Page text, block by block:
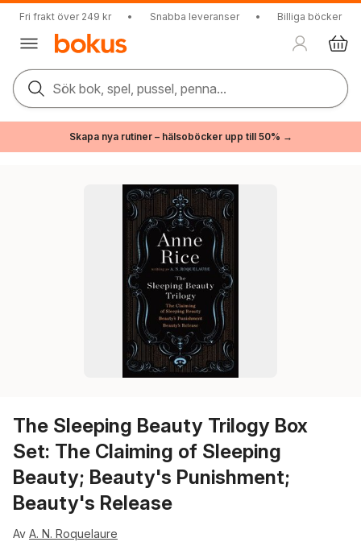
Fri frakt över 249 kr • Snabba leveranser • Billiga böcker
Sök bok, spel, pussel, penna...
Skapa nya rutiner – hälsoböcker upp till 50% →
The Sleeping Beauty Trilogy Box
Set: The Claiming of Sleeping
Beauty; Beauty's Punishment;
Beauty's Release
Av A. N. Roquelaure